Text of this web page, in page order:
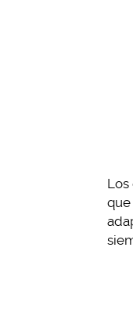
Los
que